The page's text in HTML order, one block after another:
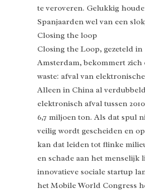
te veroveren. Gelukkig
Spanjaarden wel van een
Closing the loop
Closing the Loop, gezeteld in
Amsterdam, bekommert zich
waste: afval van
Alleen in China al
elektronisch afval tussen
6,7 miljoen ton. Als dat spul
veilig wordt gescheiden en
kan dat leiden tot flinke
en schade aan het menselijk
innovatieve sociale startup
het Mobile World Congress